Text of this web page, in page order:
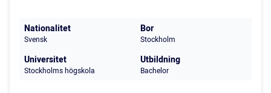
Nationalitet
Svensk
Bor
Stockholm
Universitet
Stockholms högskola
Utbildning
Bachelor